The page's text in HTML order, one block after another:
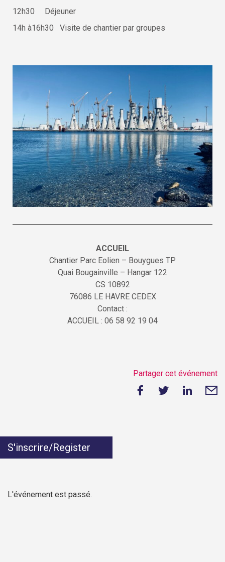
12h30 Déjeuner
14h à16h30 Visite de chantier par groupes
ACCUEIL
Chantier Parc Eolien – Bouygues TP
Quai Bougainville – Hangar 122
CS 10892
76086 LE HAVRE CEDEX
Contact :
ACCUEIL : 06 58 92 19 04
Partager cet événement
S'inscrire/Register
L'événement est passé.